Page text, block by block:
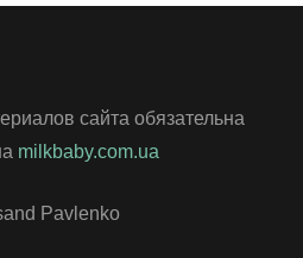
сайта обязательна
milkbaby.com.ua
Pavlenko